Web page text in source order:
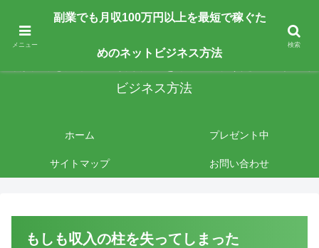
副業で月収100万円以上を最短最速で目指す人向けです。ネットビジネスで稼
ビジネス方法
ホーム プレゼント中
サイトマップ お問い合わせ
もしも収入の柱を失ってしまった
メニュー
副業でも月収100万円以上を最短で稼ぐた
めのネットビジネス方法
検索